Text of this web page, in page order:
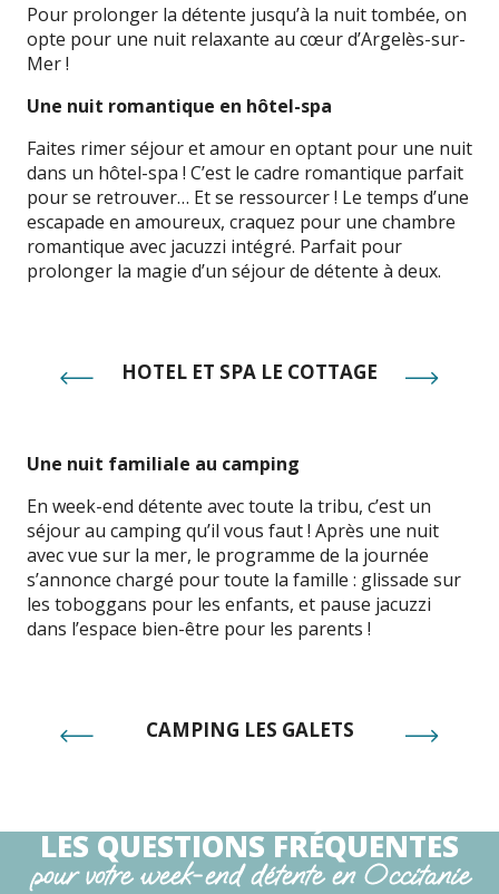
Pour prolonger la détente jusqu’à la nuit tombée, on
opte pour une nuit relaxante au cœur d’Argelès-sur-
Mer !
Une nuit romantique en hôtel-spa
Faites rimer séjour et amour en optant pour une nuit
dans un hôtel-spa ! C’est le cadre romantique parfait
pour se retrouver… Et se ressourcer ! Le temps d’une
escapade en amoureux, craquez pour une chambre
romantique avec jacuzzi intégré. Parfait pour
prolonger la magie d’un séjour de détente à deux.
HOTEL ET SPA LE COTTAGE
Une nuit familiale au camping
En week-end détente avec toute la tribu, c’est un
séjour au camping qu’il vous faut ! Après une nuit
avec vue sur la mer, le programme de la journée
s’annonce chargé pour toute la famille : glissade sur
les toboggans pour les enfants, et pause jacuzzi
dans l’espace bien-être pour les parents !
CAMPING LES GALETS
LES QUESTIONS FRÉQUENTES
pour votre week-end détente en Occitanie